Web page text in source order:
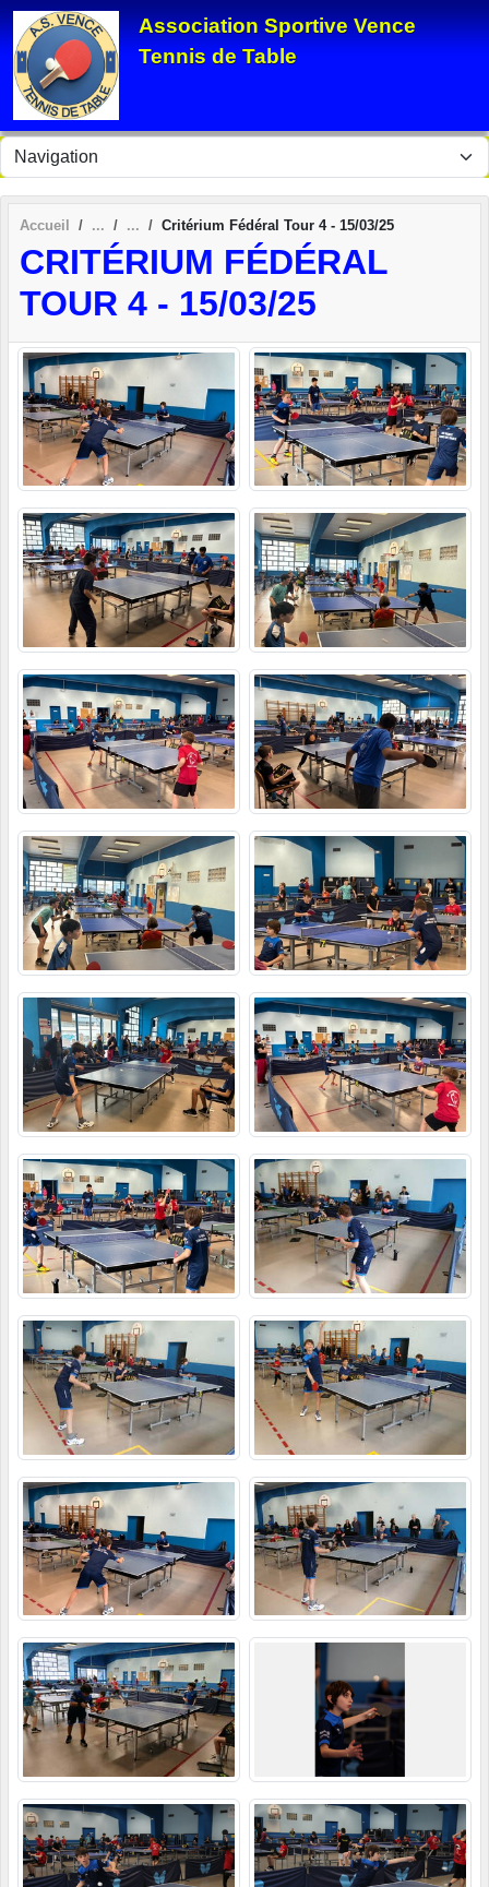
Association Sportive Vence
Tennis de Table
Accueil Critérium Fédéral Tour 4 - 15/03/25
CRITÉRIUM FÉDÉRAL
TOUR 4 - 15/03/25
Panneau de gestion des cookies